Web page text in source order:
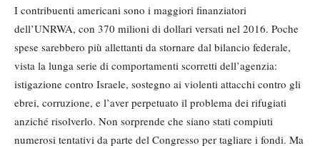
I contribuenti americani sono i maggiori finanziatori
dell’UNRWA, con 370 milioni di dollari versati nel 2016. Poche
spese sarebbero più allettanti da stornare dal bilancio federale,
vista la lunga serie di comportamenti scorretti dell’agenzia:
istigazione contro Israele, sostegno ai violenti attacchi contro gli
ebrei, corruzione, e l’aver perpetuato il problema dei rifugiati
anziché risolverlo. Non sorprende che siano stati compiuti
numerosi tentativi da parte del Congresso per tagliare i fondi. Ma